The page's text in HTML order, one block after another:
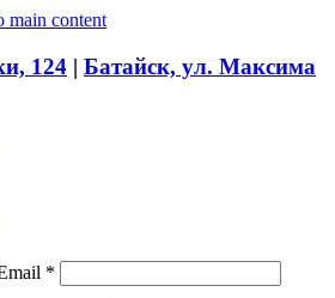
main content
124 | Батайск, ул. Максима
*